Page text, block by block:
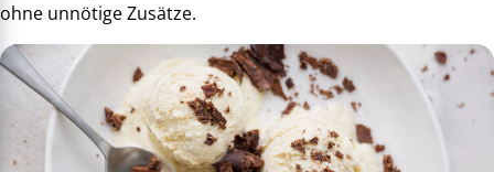
ohne unnötige Zusätze.